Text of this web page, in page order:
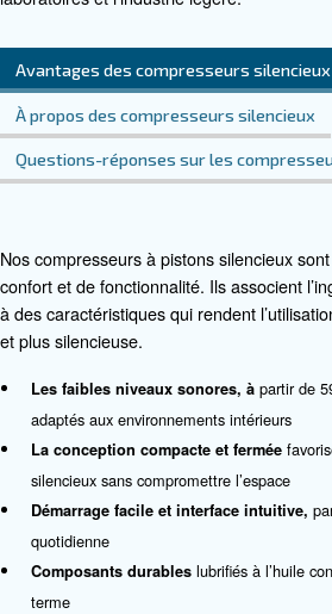
Vous souhaitez en savoir
remplir ce formulaire avec le
experts vous contacteront
Parlons-en !